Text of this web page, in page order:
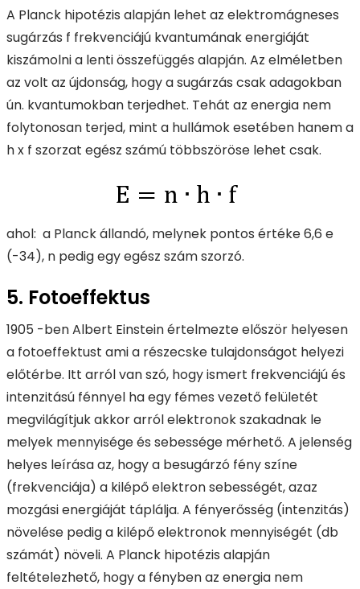
A Planck hipotézis alapján lehet az elektromágneses
sugárzás f frekvenciájú kvantumának energiáját
kiszámolni a lenti összefüggés alapján. Az elméletben
az volt az újdonság, hogy a sugárzás csak adagokban
ún. kvantumokban terjedhet. Tehát az energia nem
folytonosan terjed, mint a hullámok esetében hanem a
h x f szorzat egész számú többszöröse lehet csak.
ahol: a Planck állandó, melynek pontos értéke 6,6 e
(-34), n pedig egy egész szám szorzó.
5. Fotoeffektus
1905 -ben Albert Einstein értelmezte először helyesen
a fotoeffektust ami a részecske tulajdonságot helyezi
előtérbe. Itt arról van szó, hogy ismert frekvenciájú és
intenzitású fénnyel ha egy fémes vezető felületét
megvilágítjuk akkor arról elektronok szakadnak le
melyek mennyisége és sebessége mérhető. A jelenség
helyes leírása az, hogy a besugárzó fény színe
(frekvenciája) a kilépő elektron sebességét, azaz
mozgási energiáját táplálja. A fényerősség (intenzitás)
növelése pedig a kilépő elektronok mennyiségét (db
számát) növeli. A Planck hipotézis alapján
feltételezhető, hogy a fényben az energia nem